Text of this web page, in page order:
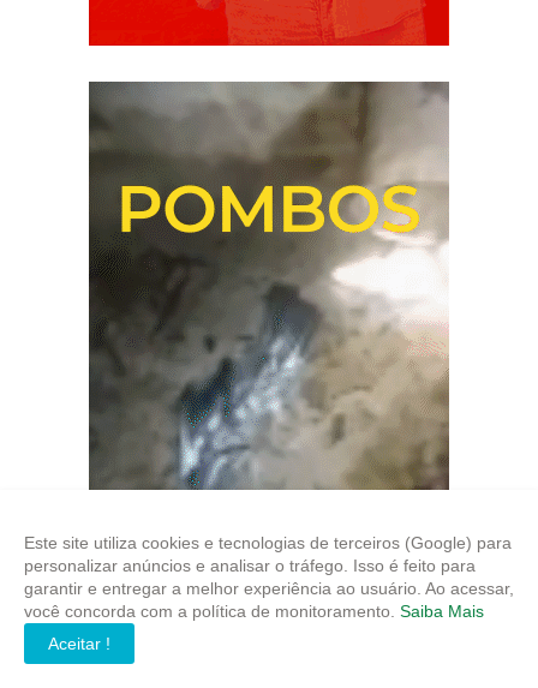
Este site utiliza cookies e tecnologias de terceiros (Google) para
personalizar anúncios e analisar o tráfego. Isso é feito para
garantir e entregar a melhor experiência ao usuário. Ao acessar,
você concorda com a política de monitoramento. Saiba Mais
Aceitar !